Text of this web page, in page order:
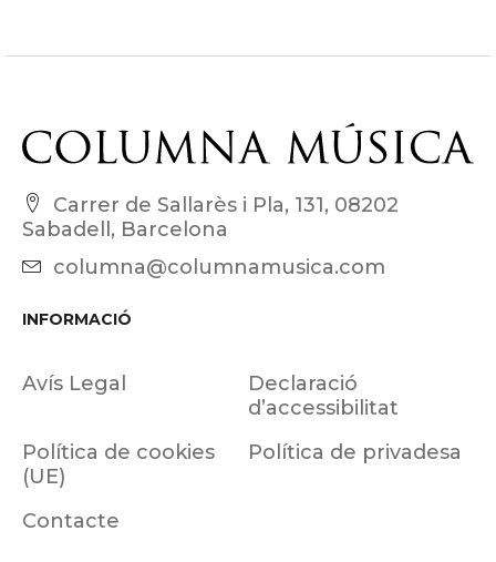
Carrer de Sallarès i Pla, 131, 08202
Sabadell, Barcelona
columna@columnamusica.com
INFORMACIÓ
Avís Legal
Declaració
d’accessibilitat
Política de cookies
(UE)
Política de privadesa
Contacte